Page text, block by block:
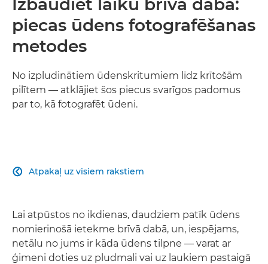
Izbaudiet laiku brīvā dabā:
piecas ūdens fotografēšanas
metodes
No izpludinātiem ūdenskritumiem līdz krītošām
pilītem — atklājiet šos piecus svarīgos padomus
par to, kā fotografēt ūdeni.
Atpakaļ uz visiem rakstiem

Lai atpūstos no ikdienas, daudziem patīk ūdens
nomierinošā ietekme brīvā dabā, un, iespējams,
netālu no jums ir kāda ūdens tilpne — varat ar
ģimeni doties uz pludmali vai uz laukiem pastaigā